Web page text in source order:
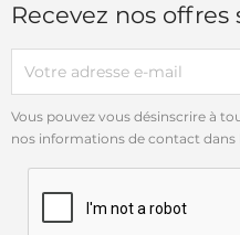
Recevez nos offres
Vous pouvez vous désinscrire à
nos informations de contact